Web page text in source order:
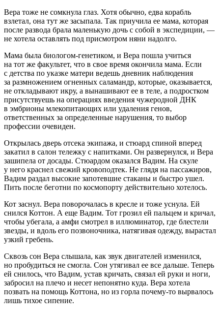
Вера тоже не сомкнула глаз. Хотя обычно, едва корабль
взлетал, она тут же засыпала. Так приучила ее мама, которая
после развода брала маленькую дочь с собой в экспедиции, —
не хотела оставлять под присмотром няни надолго.
Мама была биологом-генетиком, и Вера пошла учиться
на тот же факультет, что в свое время окончила мама. Если
с детства по указке матери ведешь дневник наблюдения
за размножением огненных саламандр, которые, оказывается,
не откладывают икру, а вынашивают ее в теле, а подростком
присутствуешь на операциях введения чужеродной ДНК
в эмбрионы млекопитающих или удаления генов,
ответственных за определенные нарушения, то выбор
профессии очевиден.
Открылась дверь отсека экипажа, и стюард спиной вперед
закатил в салон тележку с напитками. Он развернулся, и Вера
зашипела от досады. Стюардом оказался Вадим. На скуле
у него краснел свежий кровоподтек. Не глядя на пассажиров,
Вадим раздал высокие запотевшие стаканы и быстро ушел.
Пить после беготни по космопорту действительно хотелось.
Кот заснул. Вера поворочалась в кресле и тоже уснула. Ей
снился Коттон. А еще Вадим. Тот грозил ей пальцем и кричал,
чтобы убегала, а амфи смотрел в иллюминатор, где блестели
звезды, и вдоль его позвоночника, натягивая одежду, вырастал
узкий гребень.
Сквозь сон Вера слышала, как звук двигателей изменился,
но пробудиться не смогла. Сон утягивал ее все дальше. Теперь
ей снилось, что Вадим, устав кричать, связал ей руки и ноги,
забросил на плечо и несет непонятно куда. Вера хотела
позвать на помощь Коттона, но из горла почему-то вырвалось
лишь тихое сипение.